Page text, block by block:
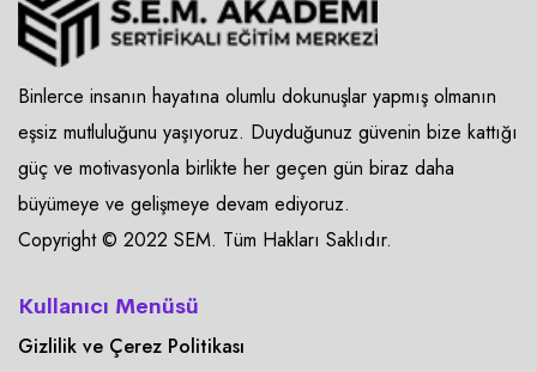
Binlerce insanın hayatına olumlu dokunuşlar yapmış olmanın
eşsiz mutluluğunu yaşıyoruz. Duyduğunuz güvenin bize kattığı
güç ve motivasyonla birlikte her geçen gün biraz daha
büyümeye ve gelişmeye devam ediyoruz.
Copyright © 2022 SEM. Tüm Hakları Saklıdır.
Kullanıcı Menüsü
Gizlilik ve Çerez Politikası